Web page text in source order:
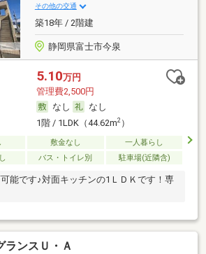
その他の交通
築18年 / 2階建
静岡県富士市今泉
5.10万円
管理費2,500円
なし
なし
1階 / 1LDK（44.62m2）
敷金なし
一人暮らし
バス・トイレ別 駐車場(近隣含)
能です♪対面キッチンの1ＬＤＫです！専
ランスＵ・Ａ